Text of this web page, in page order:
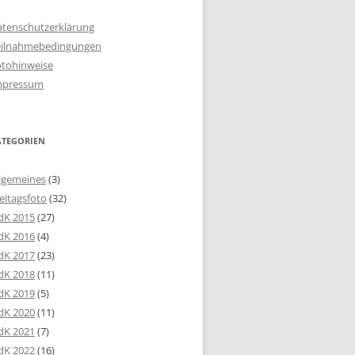
(3)
(32)
2015(27)
2016(4)
2017(23)
2018(11)
2019(5)
2020(11)
2021 (7)
2022(16)